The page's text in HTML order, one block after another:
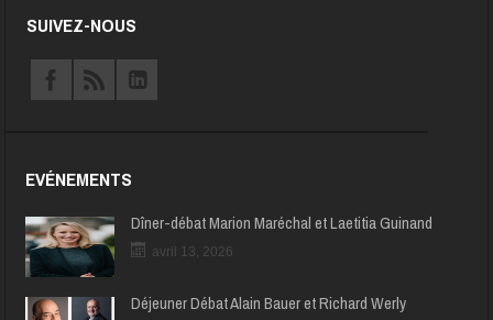
SUIVEZ-NOUS
EVÉNEMENTS
Dîner-débat Marion Maréchal et Laetitia Guinand
avril 13, 2026
Déjeuner Débat Alain Bauer et Richard Werly